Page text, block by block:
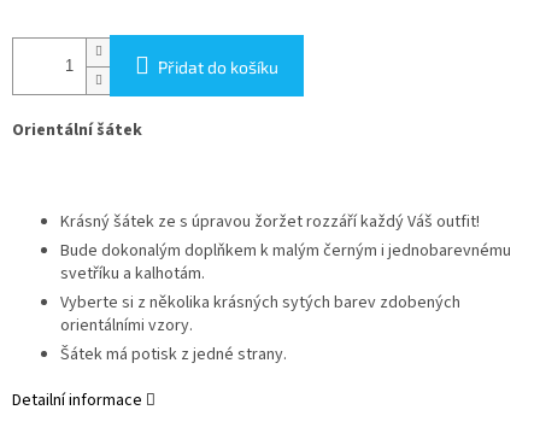
Přidat do košíku
Orientální šátek
Krásný šátek ze s úpravou žoržet rozzáří každý Váš outfit!
Bude dokonalým doplňkem k malým černým i jednobarevnému
svetříku a kalhotám.
Vyberte si z několika krásných sytých barev zdobených
orientálními vzory.
Šátek má potisk z jedné strany.
Detailní informace